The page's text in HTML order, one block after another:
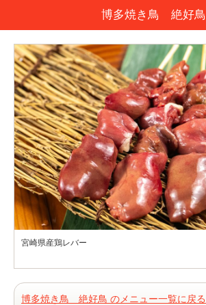
博多焼き鳥 絶好鳥
宮崎県産鶏レバー
博多焼き鳥 絶好鳥 のメニュー一覧に戻る